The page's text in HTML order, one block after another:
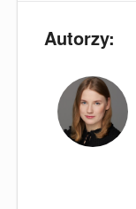
Autorzy: